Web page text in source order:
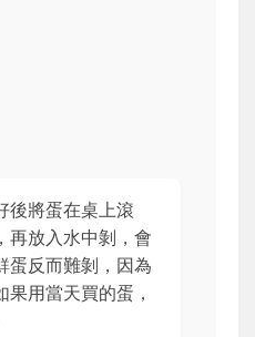
後將蛋在桌上滾
再放入水中剝，會
蛋反而難剝，因為
用當天買的蛋，